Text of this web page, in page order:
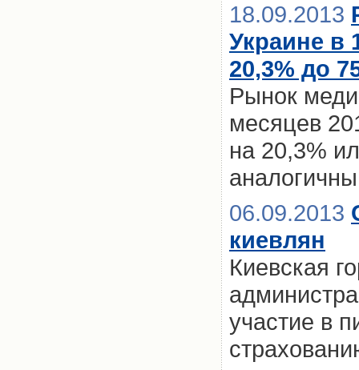
18.09.2013
Украине в
20,3% до
Рынок
месяцев
на 20,3%
06.09.2013
киевлян
Киевская
участие в